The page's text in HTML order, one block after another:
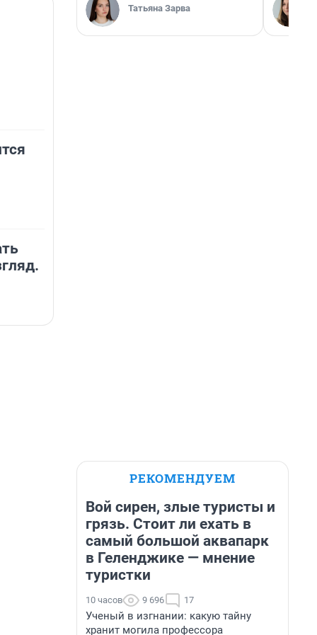
Татьяна Зарва
РЕКОМЕНДУЕМ
Вой сирен, злые туристы и
грязь. Стоит ли ехать в
самый большой аквапарк
в Геленджике — мнение
туристки
10 часов 9 696 17
Ученый в изгнании: какую тайну
хранит могила профессора